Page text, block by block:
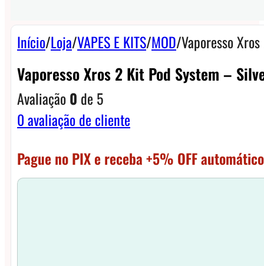
Início/Loja/VAPES E KITS/MOD/Vaporesso
Vaporesso Xros 2 Kit Pod System –
Avaliação0 de 5
0avaliação de cliente
Pague no PIX e receba +5% OFF